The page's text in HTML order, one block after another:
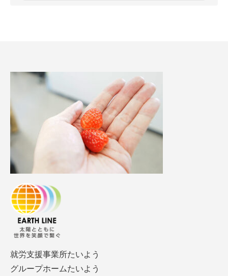
就労支援事業所たいよう
グループホームたいよう